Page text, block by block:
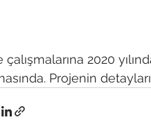
çalışmalarına 2020
Projenin